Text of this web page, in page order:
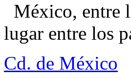
México, entre
lugar entre los
Cd. de México